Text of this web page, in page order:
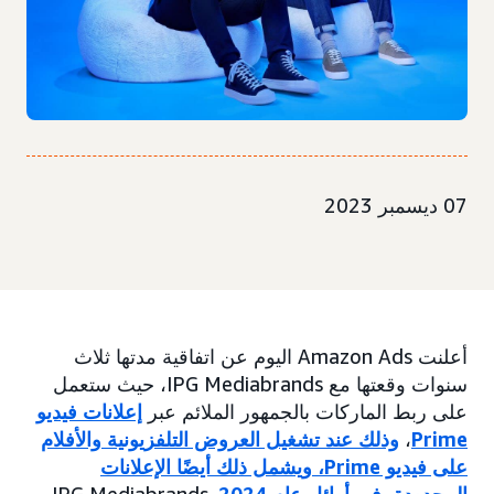
07 ديسمبر 2023
أعلنت Amazon Ads اليوم عن اتفاقية مدتها ثلاث
سنوات وقعتها مع IPG Mediabrands، حيث ستعمل
على ربط الماركات بالجمهور الملائم عبر إعلانات فيديو
Prime، وذلك عند تشغيل العروض التلفزيونية والأفلام
على فيديو Prime، ويشمل ذلك أيضًا الإعلانات